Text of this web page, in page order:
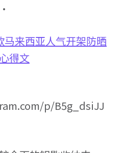
来西亚人气开架防晒
得文
p/B5g_dsiJJ